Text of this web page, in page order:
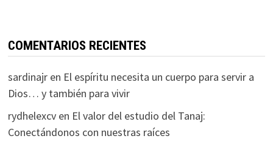
COMENTARIOS RECIENTES
sardinajren El espíritu necesita un cuerpo para servir a
Dios… y también para vivir
rydhelexcven El valor del estudio del Tanaj:
Conectándonos con nuestras raíces